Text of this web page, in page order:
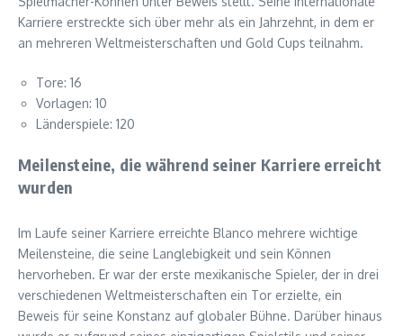
Karriere erstreckte sich über mehr als ein Jahrzehnt, in dem er
an mehreren Weltmeisterschaften und Gold Cups teilnahm.
Tore: 16
Vorlagen: 10
Länderspiele: 120
Meilensteine, die während seiner Karriere erreicht
wurden
Im Laufe seiner Karriere erreichte Blanco mehrere wichtige
Meilensteine, die seine Langlebigkeit und sein Können
hervorheben. Er war der erste mexikanische Spieler, der in drei
verschiedenen Weltmeisterschaften ein Tor erzielte, ein
Beweis für seine Konstanz auf globaler Bühne. Darüber hinaus